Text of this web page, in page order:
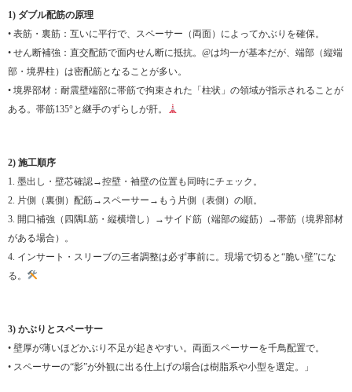
1) ダブル配筋の原理
• 表筋・裏筋：互いに平行で、スペーサー（両面）によってかぶりを確保。
• せん断補強：直交配筋で面内せん断に抵抗。@は均一が基本だが、端部（縦端
部・境界柱）は密配筋となることが多い。
• 境界部材：耐震壁端部に帯筋で拘束された「柱状」の領域が指示されることが
ある。帯筋135°と継手のずらしが肝。
2) 施工順序
1. 墨出し・壁芯確認→控壁・袖壁の位置も同時にチェック。
2. 片側（裏側）配筋→スペーサー→もう片側（表側）の順。
3. 開口補強（四隅L筋・縦横増し）→サイド筋（端部の縦筋）→帯筋（境界部材
がある場合）。
4. インサート・スリーブの三者調整は必ず事前に。現場で切ると“脆い壁”にな
る。
3) かぶりとスペーサー
• 壁厚が薄いほどかぶり不足が起きやすい。両面スペーサーを千鳥配置で。
• スペーサーの“影”が外観に出る仕上げの場合は樹脂系や小型を選定。」